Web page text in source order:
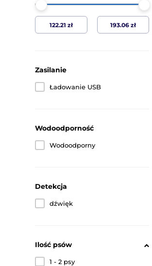
Zasilanie
Ładowanie USB
Wodoodporność
Wodoodporny
Detekcja
dźwięk
Ilość psów
1 - 2 psy